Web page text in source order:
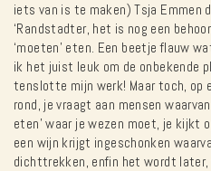
iets van is te maken) Tsja Emmen
‘Randstadter, het is nog een
‘moeten’ eten. Een beetje flauw
ik het juist leuk om de onbekende
tenslotte mijn werk! Maar toch, op
rond, je vraagt aan mensen
eten’ waar je wezen moet, je kijkt
een wijn krijgt ingeschonken
dichttrekken, enfin het wordt later,